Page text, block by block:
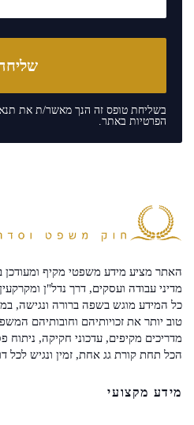
בשליחת טופס זה הנך מאשר/ת את
הפרטיות באתר.
האתר מציע מידע משפטי מקיף ומעודכן
מדיני עבודה ועסקים, דרך נדל"ן
כל המידע מוגש בשפה ברורה ונגישה,
טוב יותר את זכויותיהם וחובותיהם
מדריכים מקיפים, עדכוני חקיקה, ניתוח
הכל תחת קורת גג אחת, זמין ונגיש לכל
מידע מקצועי